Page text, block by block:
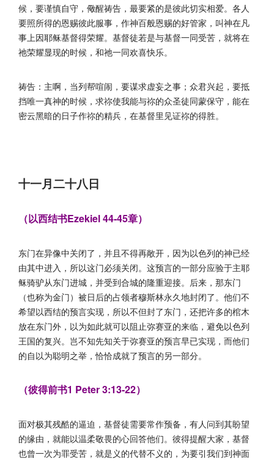
候，要谨慎自守，儆醒祷告，最要紧的是彼此切实相爱。各人
要照所得的恩赐彼此服事，作神百般恩赐的好管家，叫神在凡
事上因耶稣基督得荣耀。基督徒若是与基督一同受苦，就将在
祂荣耀显现的时候，和祂一同欢喜快乐。
祷告：主啊，当列帮喧闹，要谋求虚妄之事；众君兴起，要抵
挡唯一真神的时候，求祢使我能与祢的众圣徒同蒙保守，能在
密云黑暗的日子作祢的精兵，在基督里见证祢的得胜。
十一月二十八日
（以西结书Ezekiel 44-45章）
东门在异像中关闭了，并且不得再敞开，因为以色列的神已经
由其中进入，所以这门必须关闭。这预言的一部分应验于主耶
稣骑驴从东门进城，并受到合城的隆重迎接。后来，那东门
（也称为金门）被日后的占领者穆斯林永久地封闭了。他们不
希望以西结的预言实现，所以不但封了东门，还把许多的棺木
放在东门外，以为如此就可以阻止弥赛亚的来临，避免以色列
王国的复兴。岂不知先知关于弥赛亚的预言早已实现，而他们
的自以为聪明之举，恰恰成就了预言的另一部分。
（彼得前书1 Peter 3:13-22）
面对极其残酷的逼迫，基督徒需要常作预备，有人问到其盼望
的缘由，就能以温柔敬畏的心回答他们。彼得提醒大家，基督
也曾一次为罪受苦，就是义的代替不义的，为要引我们到神面